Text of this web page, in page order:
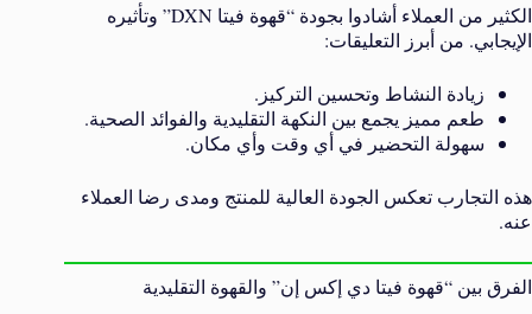
الكثير من العملاء أشادوا بجودة “قهوة فيتا DXN” وتأثيره
الإيجابي. من أبرز التعليقات:
زيادة النشاط وتحسين التركيز.
طعم مميز يجمع بين النكهة التقليدية والفوائد الصحية.
سهولة التحضير في أي وقت وأي مكان.
هذه التجارب تعكس الجودة العالية للمنتج ومدى رضا العملاء
عنه.
الفرق بين “قهوة فيتا دي إكس إن” والقهوة التقليدية